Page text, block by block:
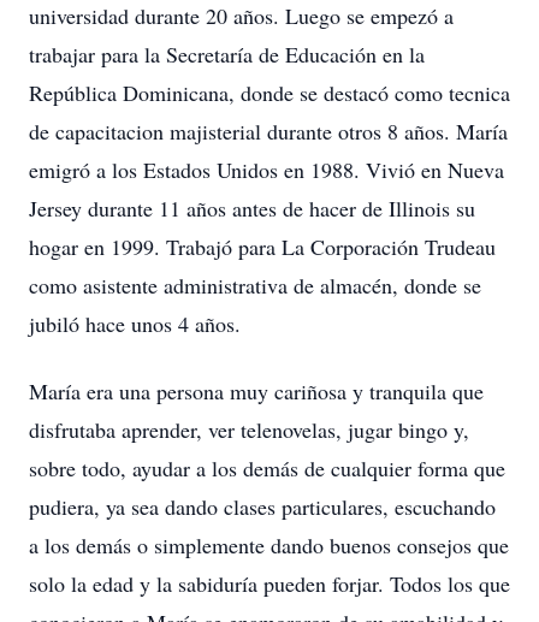
universidad durante 20 años. Luego se empezó a
trabajar para la Secretaría de Educación en la
República Dominicana, donde se destacó como tecnica
de capacitacion majisterial durante otros 8 años. María
emigró a los Estados Unidos en 1988. Vivió en Nueva
Jersey durante 11 años antes de hacer de Illinois su
hogar en 1999. Trabajó para La Corporación Trudeau
como asistente administrativa de almacén, donde se
jubiló hace unos 4 años.
María era una persona muy cariñosa y tranquila que
disfrutaba aprender, ver telenovelas, jugar bingo y,
sobre todo, ayudar a los demás de cualquier forma que
pudiera, ya sea dando clases particulares, escuchando
a los demás o simplemente dando buenos consejos que
solo la edad y la sabiduría pueden forjar. Todos los que